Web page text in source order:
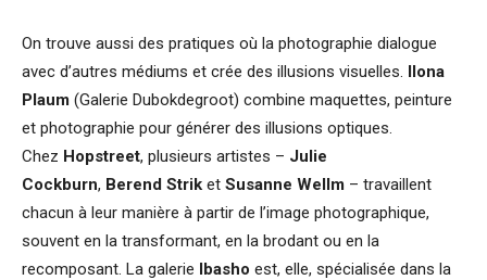
On trouve aussi des pratiques où la photographie dialogue
avec d’autres médiums et crée des illusions visuelles. Ilona
Plaum (Galerie Dubokdegroot) combine maquettes, peinture
et photographie pour générer des illusions optiques.
Chez Hopstreet, plusieurs artistes – Julie
Cockburn, Berend Strik et Susanne Wellm – travaillent
chacun à leur manière à partir de l’image photographique,
souvent en la transformant, en la brodant ou en la
recomposant. La galerie Ibasho est, elle, spécialisée dans la